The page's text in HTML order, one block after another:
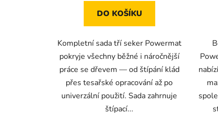
DO KOŠÍKU
Kompletní sada tří seker Powermat
pokryje všechny běžné i náročnější
práce se dřevem — od štípání klád
přes tesařské opracování až po
univerzální použití. Sada zahrnuje
štípací...